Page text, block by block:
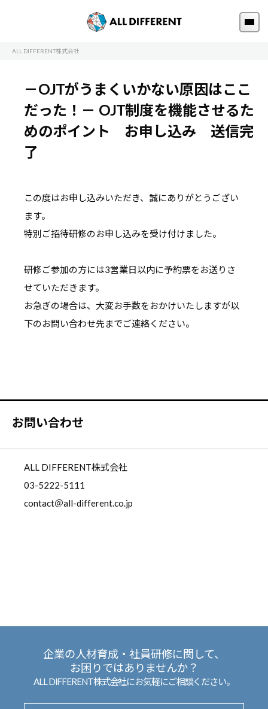
ALL DIFFERENT株式会社
－OJTがうまくいかない原因はここ
だった！－ OJT制度を機能させるた
めのポイント お申し込み 送信完
了
この度はお申し込みいただき、誠にありがとうござい
ます。
特別ご招待研修のお申し込みを受け付けました。
研修ご参加の方には3営業日以内に予約票をお送りさ
せていただきます。
お急ぎの場合は、大変お手数をおかけいたしますが以
下のお問い合わせ先までご連絡ください。
お問い合わせ
ALL DIFFERENT株式会社
03-5222-5111
contact＠all-different.co.jp
企業の人材育成・社員研修に関して、
お困りではありませんか？
ALL DIFFERENT株式会社にお気軽にご相談ください。